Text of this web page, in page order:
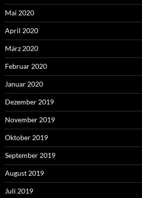
Mai 2020
April 2020
März 2020
Februar 2020
Januar 2020
Dezember 2019
November 2019
Oktober 2019
September 2019
August 2019
Juli 2019